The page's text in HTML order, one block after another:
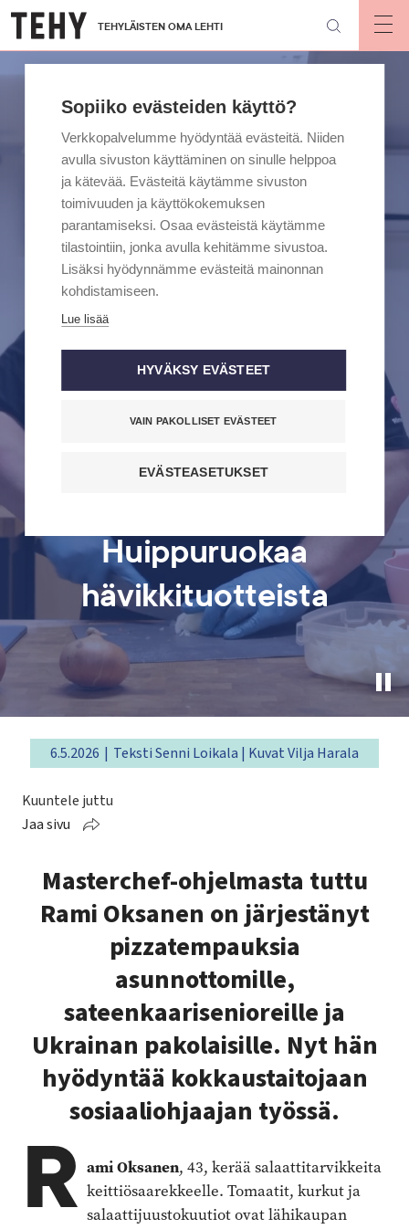
Hyppää
pääsisältöön
TEHYLÄISTEN OMA LEHTI
Huippuruokaa
hävikkituotteista
6.5.2026 Teksti Senni Loikala | Kuvat Vilja Harala
Kuuntele juttu
Jaa sivu
Masterchef-ohjelmasta tuttu
Rami Oksanen on järjestänyt
pizzatempauksia
asunnottomille,
sateenkaarisenioreille ja
Ukrainan pakolaisille. Nyt hän
hyödyntää kokkaustaitojaan
sosiaaliohjaajan työssä.
R ami Oksanen, 43, kerää salaattitarvikkeita
keittiösaarekkeelle. Tomaatit, kurkut ja
salaattijuustokuutiot ovat lähikaupan
Sopiiko evästeiden käyttö?
Verkkopalvelumme hyödyntää evästeitä. Niiden
avulla sivuston käyttäminen on sinulle helppoa
ja kätevää. Evästeitä käytämme sivuston
toimivuuden ja käyttökokemuksen
parantamiseksi. Osaa evästeistä käytämme
tilastointiin, jonka avulla kehitämme sivustoa.
Lisäksi hyödynnämme evästeitä mainonnan
kohdistamiseen.
Lue lisää
HYVÄKSY EVÄSTEET
VAIN PAKOLLISET EVÄSTEET
EVÄSTEASETUKSET